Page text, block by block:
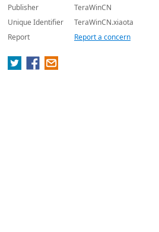
Publisher
TeraWinCN
Unique Identifier
TeraWinCN.xiaota
Report
Report a concern